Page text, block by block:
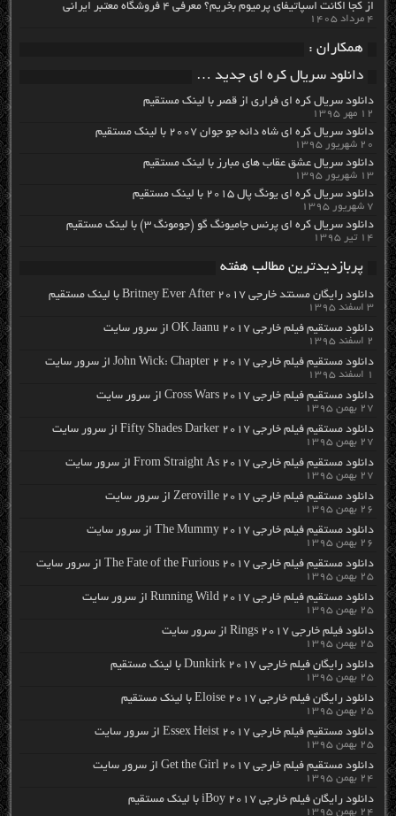
از کجا اکانت اسپاتیفای پرمیوم بخریم؟ معرفی ۴ فروشگاه معتبر ایرانی
۴ مرداد ۱۴۰۵
همکاران :
دانلود سریال کره ای جدید …
دانلود سریال کره ای فراری از قصر با لینک مستقیم
۱۲ مهر ۱۳۹۵
دانلود سریال کره ای شاه دائه جو جوان ۲۰۰۷ با لینک مستقیم
۲۰ شهریور ۱۳۹۵
دانلود سریال عشق عقاب های مبارز با لینک مستقیم
۱۳ شهریور ۱۳۹۵
دانلود سریال کره ای یونگ پال ۲۰۱۵ با لینک مستقیم
۷ شهریور ۱۳۹۵
دانلود سریال کره ای پرنس جامیونگ گو (جومونگ ۳) با لینک مستقیم
۱۴ تیر ۱۳۹۵
پربازدیدترین مطالب هفته
دانلود رایگان مسنتد خارجی Britney Ever After 2017 با لینک مستقیم
۳ اسفند ۱۳۹۵
دانلود مستقیم فیلم خارجی OK Jaanu 2017 از سرور سایت
۲ اسفند ۱۳۹۵
دانلود مستقیم فیلم خارجی John Wick: Chapter 2 2017 از سرور سایت
۱ اسفند ۱۳۹۵
دانلود مستقیم فیلم خارجی Cross Wars 2017 از سرور سایت
۲۷ بهمن ۱۳۹۵
دانلود مستقیم فیلم خارجی Fifty Shades Darker 2017 از سرور سایت
۲۷ بهمن ۱۳۹۵
دانلود مستقیم فیلم خارجی From Straight As 2017 از سرور سایت
۲۷ بهمن ۱۳۹۵
دانلود مستقیم فیلم خارجی Zeroville 2017 از سرور سایت
۲۶ بهمن ۱۳۹۵
دانلود مستقیم فیلم خارجی The Mummy 2017 از سرور سایت
۲۶ بهمن ۱۳۹۵
دانلود مستقیم فیلم خارجی The Fate of the Furious 2017 از سرور سایت
۲۵ بهمن ۱۳۹۵
دانلود مستقیم فیلم خارجی Running Wild 2017 از سرور سایت
۲۵ بهمن ۱۳۹۵
دانلود فیلم خارجی Rings 2017 از سرور سایت
۲۵ بهمن ۱۳۹۵
دانلود رایگان فیلم خارجی Dunkirk 2017 با لینک مستقیم
۲۵ بهمن ۱۳۹۵
دانلود رایگان فیلم خارجی Eloise 2017 با لینک مستقیم
۲۵ بهمن ۱۳۹۵
دانلود مستقیم فیلم خارجی Essex Heist 2017 از سرور سایت
۲۵ بهمن ۱۳۹۵
دانلود مستقیم فیلم خارجی Get the Girl 2017 از سرور سایت
۲۴ بهمن ۱۳۹۵
دانلود رایگان فیلم خارجی iBoy 2017 با لینک مستقیم
۲۴ بهمن ۱۳۹۵